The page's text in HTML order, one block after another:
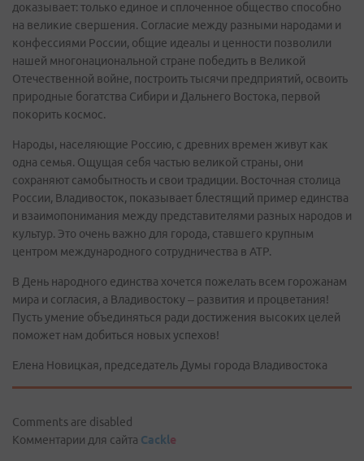
доказывает: только единое и сплоченное общество способно
на великие свершения. Согласие между разными народами и
конфессиями России, общие идеалы и ценности позволили
нашей многонациональной стране победить в Великой
Отечественной войне, построить тысячи предприятий, освоить
природные богатства Сибири и Дальнего Востока, первой
покорить космос.
Народы, населяющие Россию, с древних времен живут как
одна семья. Ощущая себя частью великой страны, они
сохраняют самобытность и свои традиции. Восточная столица
России, Владивосток, показывает блестящий пример единства
и взаимопонимания между представителями разных народов и
культур. Это очень важно для города, ставшего крупным
центром международного сотрудничества в АТР.
В День народного единства хочется пожелать всем горожанам
мира и согласия, а Владивостоку – развития и процветания!
Пусть умение объединяться ради достижения высоких целей
поможет нам добиться новых успехов!
Елена Новицкая, председатель Думы города Владивостока
Comments are disabled
Комментарии для сайта Cackle